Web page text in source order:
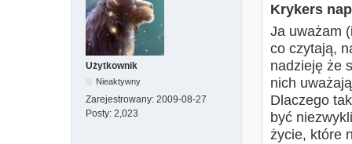
Użytkownik
Nieaktywny
Zarejestrowany: 2009-08-27
Posty: 2,023
Krykers
Ja uważam
co czytają,
nadzieję że
nich
Dlaczego
być
życie, które